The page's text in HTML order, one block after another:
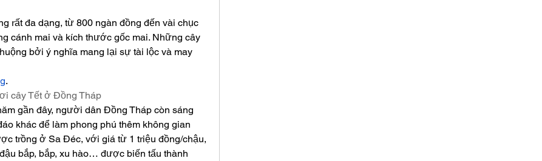
rất đa dạng, từ 800 ngàn đồng đến vài chục
cánh mai và kích thước gốc mai. Những cây
bởi ý nghĩa mang lại sự tài lộc và may
.
cây Tết ở Đồng Tháp
gần đây, người dân Đồng Tháp còn sáng
khác để làm phong phú thêm không gian
trồng ở Sa Đéc, với giá từ 1 triệu đồng/chậu,
bắp, bắp, xu hào… được biến tấu thành